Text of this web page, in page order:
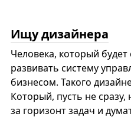
Ищу дизайнера
Человека, который
развивать систему
бизнесом. Такого
Который, пусть не
за горизонт задач и